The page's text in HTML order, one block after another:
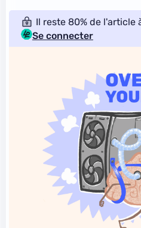
Il reste 80% de l'article
Se connecter